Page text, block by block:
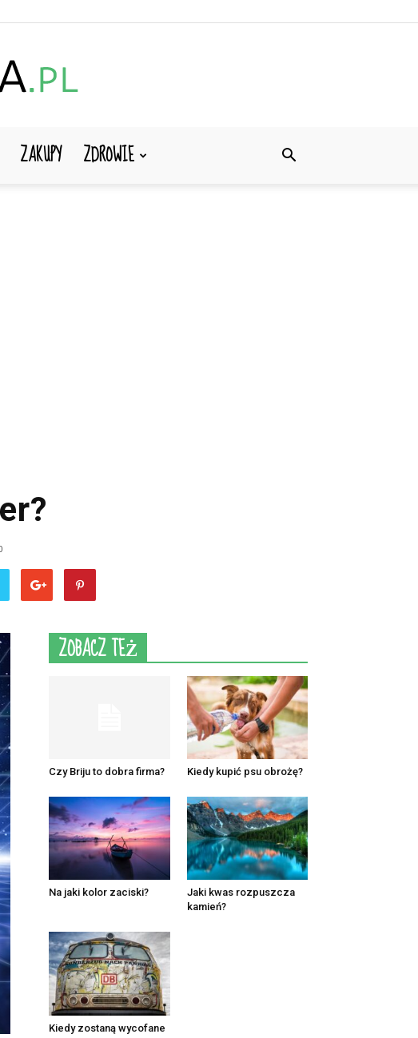
ZAKUPY ZDROWIE
ZOBACZ TEŻ
Czy Briju to dobra firma? Kiedy kupić psu obrożę?
Na jaki kolor zaciski?
Jaki kwas rozpuszcza
kamień?
Kiedy zostaną wycofane